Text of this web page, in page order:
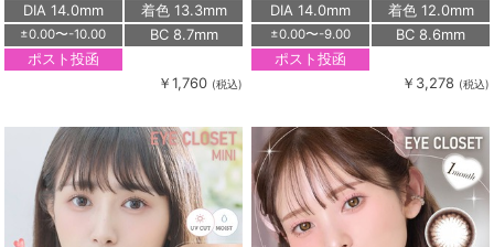
DIA 14.0mm
着色 13.3mm
±0.00〜-10.00
BC 8.7mm
ポスト投函
￥1,760 (税込)
DIA 14.0mm
着色 12.0mm
±0.00〜-9.00
BC 8.6mm
ポスト投函
￥3,278 (税込)